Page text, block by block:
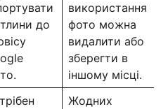
до
використання
фото можна
видалити або
зберегти в
іншому місці.
Жодних